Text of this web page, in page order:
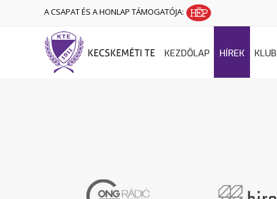
A CSAPAT ÉS A HONLAP TÁMOGATÓJA:
KEZDŐLAP HÍREK KLUB